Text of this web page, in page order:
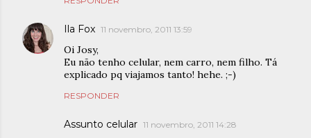
Ila Fox 11 novembro, 2011 13:59
Oi Josy,
Eu não tenho celular, nem carro, nem filho. Tá
explicado pq viajamos tanto! hehe. ;-)
RESPONDER
Assunto celular 11 novembro, 2011 14:28